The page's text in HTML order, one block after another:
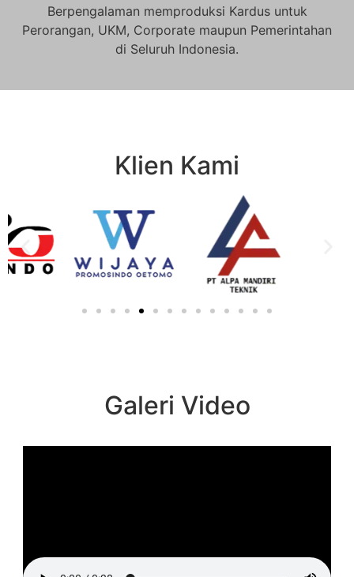
Berpengalaman memproduksi Kardus untuk
Perorangan, UKM, Corporate maupun Pemerintahan
di Seluruh Indonesia.
Klien Kami
Galeri Video